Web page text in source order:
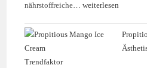
nährstoffreiche…weiterlesen
Trendfaktor